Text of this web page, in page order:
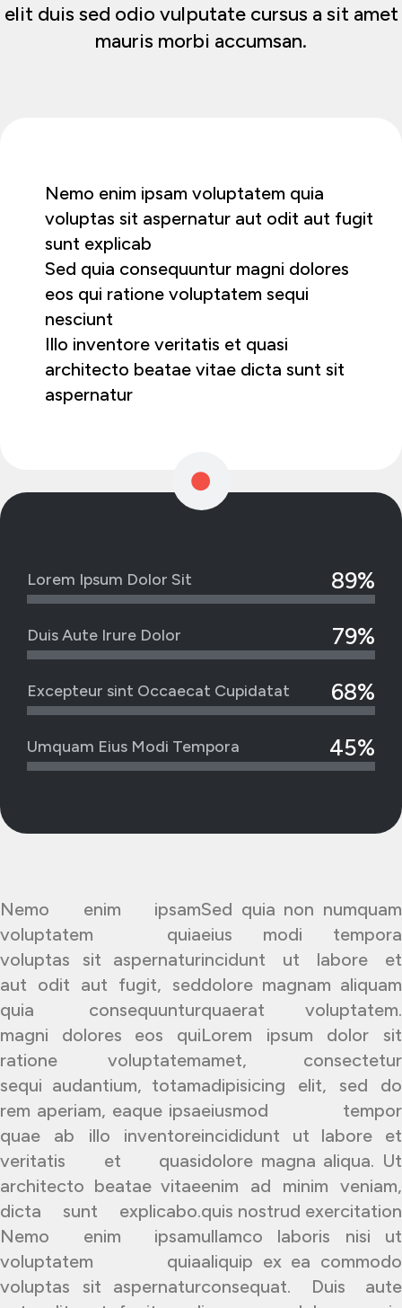
elit duis sed odio vulputate cursus a sit amet
mauris morbi accumsan.
Nemo enim ipsam voluptatem quia
voluptas sit aspernatur aut odit aut fugit
sunt explicab
Sed quia consequuntur magni dolores
eos qui ratione voluptatem sequi
nesciunt
Illo inventore veritatis et quasi
architecto beatae vitae dicta sunt sit
aspernatur
Lorem Ipsum Dolor Sit 89%
Duis Aute Irure Dolor 79%
Excepteur sint Occaecat Cupidatat 68%
Umquam Eius Modi Tempora 45%
Nemo enim ipsam
voluptatem quia
voluptas sit aspernatur
aut odit aut fugit, sed
quia consequuntur
magni dolores eos qui
ratione voluptatem
sequi audantium, totam
rem aperiam, eaque ipsa
quae ab illo inventore
veritatis et quasi
architecto beatae vitae
dicta sunt explicabo.
Nemo enim ipsam
voluptatem quia
voluptas sit aspernatur
Sed quia non numquam
eius modi tempora
incidunt ut labore et
dolore magnam aliquam
quaerat voluptatem.
Lorem ipsum dolor sit
amet, consectetur
adipisicing elit, sed do
eiusmod tempor
incididunt ut labore et
dolore magna aliqua. Ut
enim ad minim veniam,
quis nostrud exercitation
ullamco laboris nisi ut
aliquip ex ea commodo
consequat. Duis aute